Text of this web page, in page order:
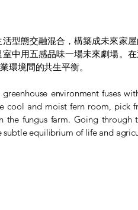
型態交融混合，構築成未來家
中用五感品味一場未來劇場。
環境間的共生平衡。
greenhouse environment fuses
cool and moist fern room, pick
fungus farm. Going through
equilibrium of life and